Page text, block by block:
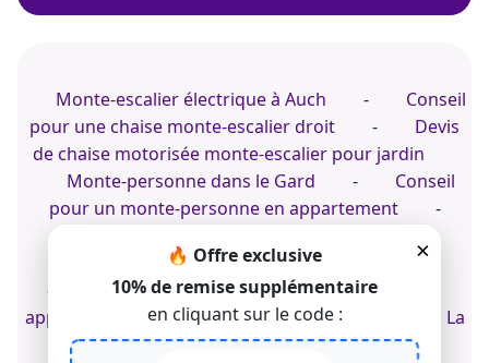
×
🔥 Offre exclusive
10% de remise supplémentaire
en cliquant sur le code :
Monte-escalier électrique à Auch -
Conseil
pour une chaise monte-escalier droit
-
Devis
de chaise motorisée monte-escalier pour jardin
Monte-personne dans le Gard
-
Conseil
pour un monte-personne en appartement
-
Avis sur un fauteuil monte-escalier sur mesure
-
Conseil pour une chaise élévatrice dans un
appartement
-
Devis de monte-personne à La
Souterraine